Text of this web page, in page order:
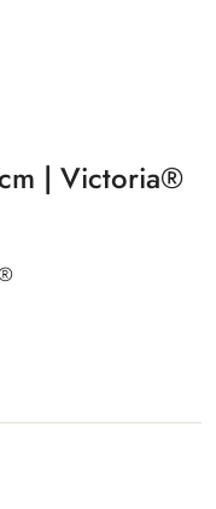
| Victoria®